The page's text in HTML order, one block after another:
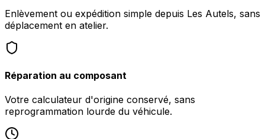
Enlèvement ou expédition simple depuis Les Autels, sans
déplacement en atelier.
Réparation au composant
Votre calculateur d'origine conservé, sans
reprogrammation lourde du véhicule.